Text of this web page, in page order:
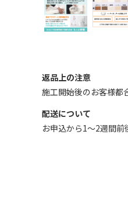
返品上の注意
施工開始後のお客様都
配送について
お申込から1～2週間